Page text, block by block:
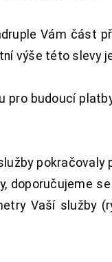
Vám část
výše této slevy
pro budoucí
pokračovaly
doporučujeme
Vaší služby